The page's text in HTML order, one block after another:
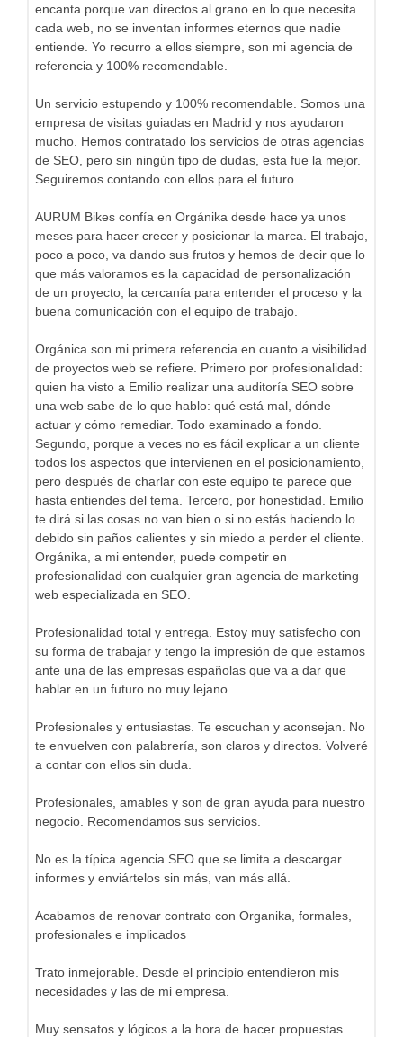
encanta porque van directos al grano en lo que necesita
cada web, no se inventan informes eternos que nadie
entiende. Yo recurro a ellos siempre, son mi agencia de
referencia y 100% recomendable.
Un servicio estupendo y 100% recomendable. Somos una
empresa de visitas guiadas en Madrid y nos ayudaron
mucho. Hemos contratado los servicios de otras agencias
de SEO, pero sin ningún tipo de dudas, esta fue la mejor.
Seguiremos contando con ellos para el futuro.
AURUM Bikes confía en Orgánika desde hace ya unos
meses para hacer crecer y posicionar la marca. El trabajo,
poco a poco, va dando sus frutos y hemos de decir que lo
que más valoramos es la capacidad de personalización
de un proyecto, la cercanía para entender el proceso y la
buena comunicación con el equipo de trabajo.
Orgánica son mi primera referencia en cuanto a visibilidad
de proyectos web se refiere. Primero por profesionalidad:
quien ha visto a Emilio realizar una auditoría SEO sobre
una web sabe de lo que hablo: qué está mal, dónde
actuar y cómo remediar. Todo examinado a fondo.
Segundo, porque a veces no es fácil explicar a un cliente
todos los aspectos que intervienen en el posicionamiento,
pero después de charlar con este equipo te parece que
hasta entiendes del tema. Tercero, por honestidad. Emilio
te dirá si las cosas no van bien o si no estás haciendo lo
debido sin paños calientes y sin miedo a perder el cliente.
Orgánika, a mi entender, puede competir en
profesionalidad con cualquier gran agencia de marketing
web especializada en SEO.
Profesionalidad total y entrega. Estoy muy satisfecho con
su forma de trabajar y tengo la impresión de que estamos
ante una de las empresas españolas que va a dar que
hablar en un futuro no muy lejano.
Profesionales y entusiastas. Te escuchan y aconsejan. No
te envuelven con palabrería, son claros y directos. Volveré
a contar con ellos sin duda.
Profesionales, amables y son de gran ayuda para nuestro
negocio. Recomendamos sus servicios.
No es la típica agencia SEO que se limita a descargar
informes y enviártelos sin más, van más allá.
Acabamos de renovar contrato con Organika, formales,
profesionales e implicados
Trato inmejorable. Desde el principio entendieron mis
necesidades y las de mi empresa.
Muy sensatos y lógicos a la hora de hacer propuestas.